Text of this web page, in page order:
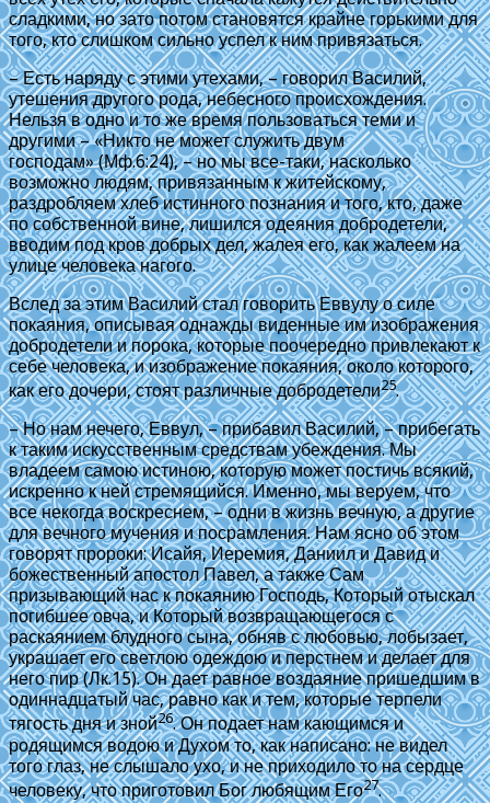
сладкими, но зато потом становятся крайне горькими для
того, кто слишком сильно успел к ним привязаться.
– Есть наряду с этими утехами, – говорил Василий,
утешения другого рода, небесного происхождения.
Нельзя в одно и то же время пользоваться теми и
другими –«Никто не может служить двум
господам»(Мф.6:24), – но мы все-таки, насколько
возможно людям, привязанным к житейскому,
раздробляем хлеб истинного познания и того, кто, даже
по собственной вине, лишился одеяния добродетели,
вводим под кров добрых дел, жалея его, как жалеем на
улице человека нагого.
Вслед за этим Василий стал говорить Еввулу о силе
покаяния, описывая однажды виденные им изображения
добродетели и порока, которые поочередно привлекают к
себе человека, и изображение покаяния, около которого,
как его дочери, стоят различные добродетели25.
– Но нам нечего, Еввул, – прибавил Василий, – прибегать
к таким искусственным средствам убеждения. Мы
владеем самою истиною, которую может постичь всякий,
искренно к ней стремящийся. Именно, мы веруем, что
все некогда воскреснем, – одни в жизнь вечную, а другие
для вечного мучения и посрамления. Нам ясно об этом
говорят пророки: Исайя, Иеремия, Даниил и Давид и
божественный апостол Павел, а также Сам
призывающий нас к покаянию Господь, Который отыскал
погибшее овча, и Который возвращающегося с
раскаянием блудного сына, обняв с любовью, лобызает,
украшает его светлою одеждою и перстнем и делает для
него пир (Лк.15). Он дает равное воздаяние пришедшим в
одиннадцатый час, равно как и тем, которые терпели
тягость дня и зной26. Он подает нам кающимся и
родящимся водою и Духом то, как написано: не видел
того глаз, не слышало ухо, и не приходило то на сердце
человеку, что приготовил Бог любящим Его27.